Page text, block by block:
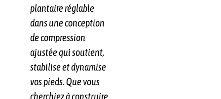
plantaire réglable
dans une conception
de compression
ajustée qui soutient,
stabilise et dynamise
vos pieds. Que vous
cherchiez à construire